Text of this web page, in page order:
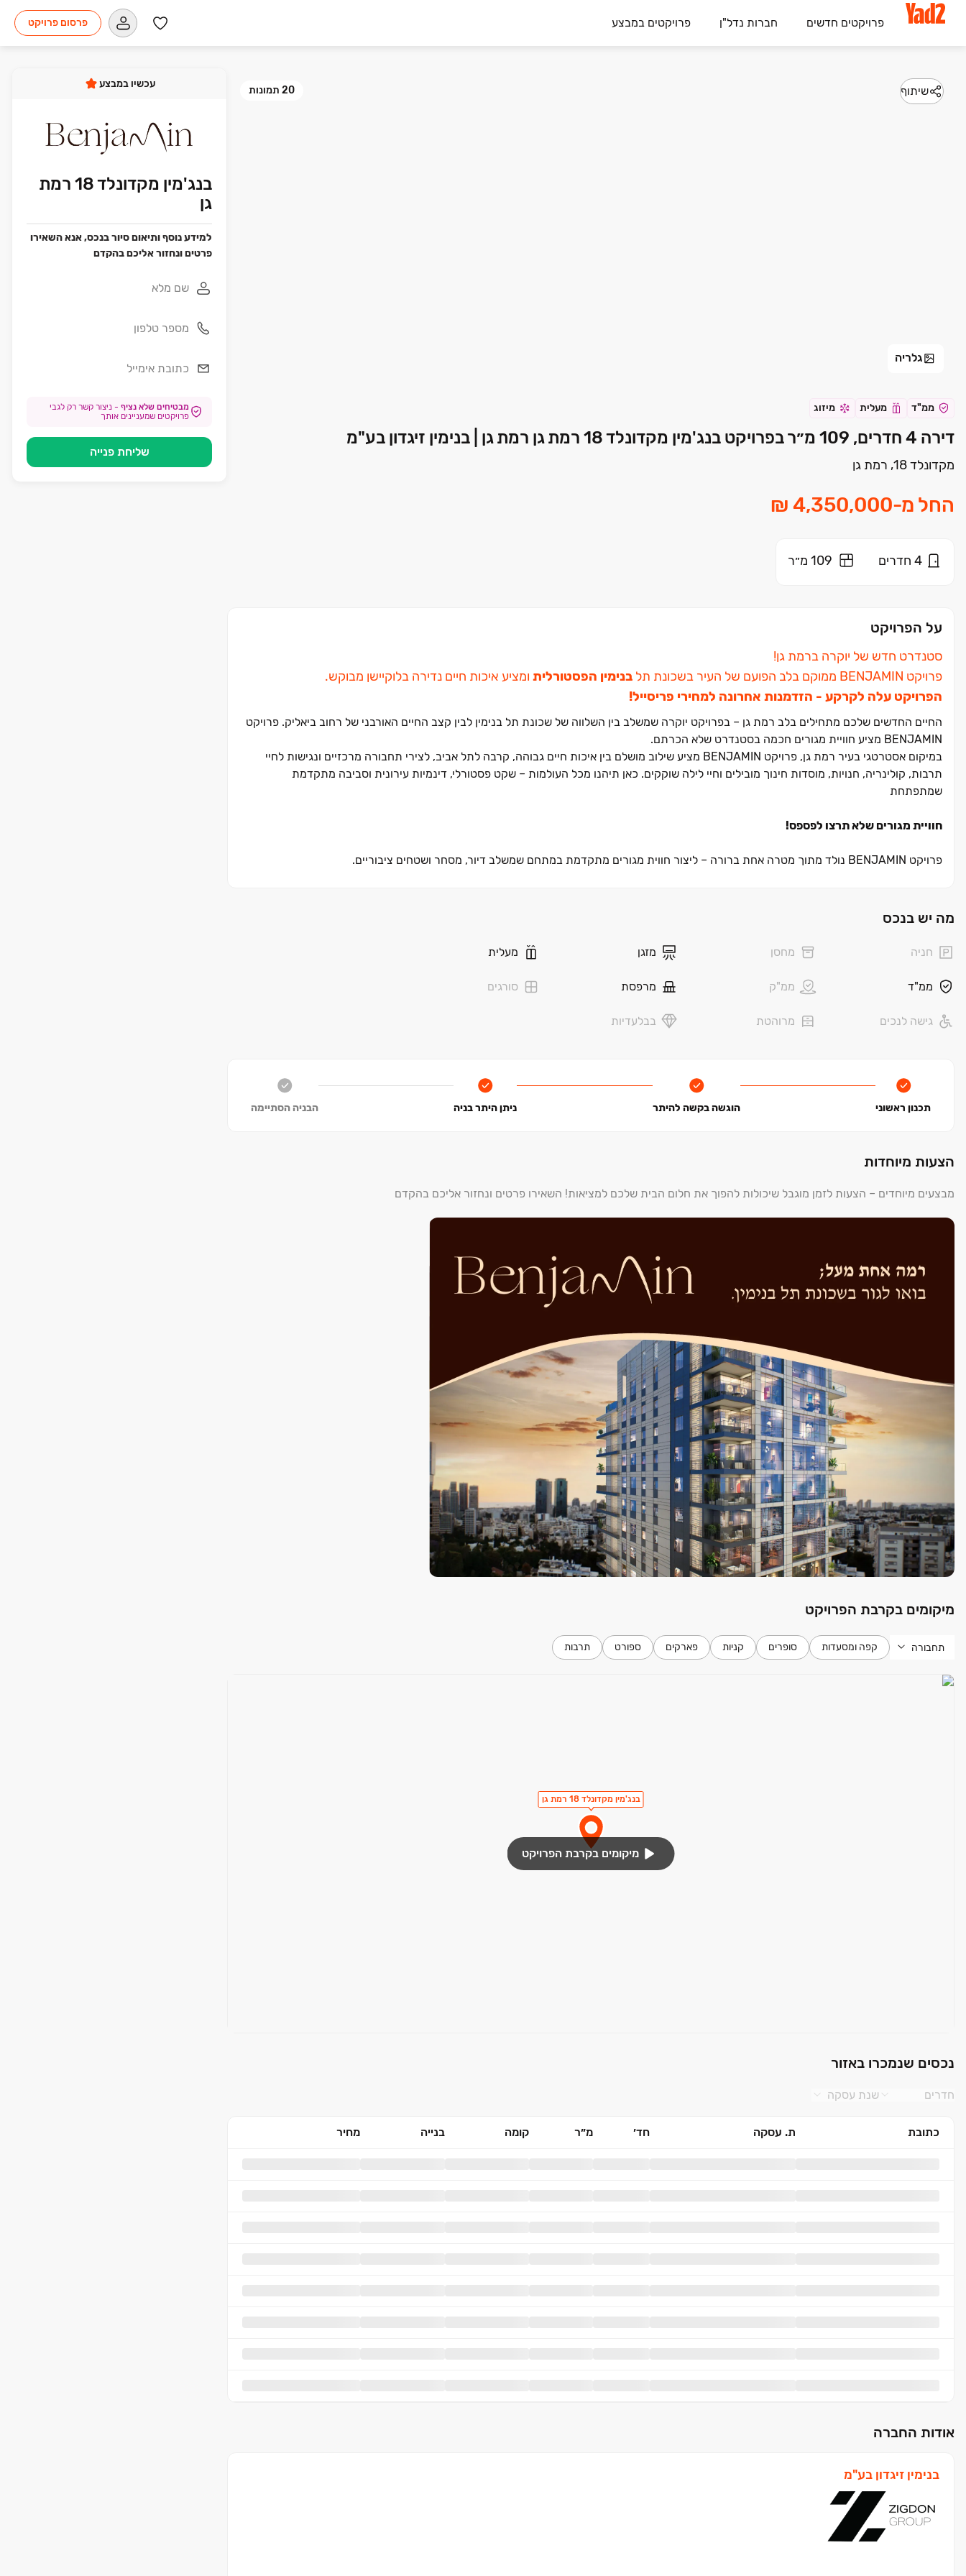
פרויקטים חדשים חברות נדל"ן פרויקטים במבצע פרסום פרויקט
20 תמונות שיתוף
גלריה
ממ"ד מעלית מיזוג
דירה 4 חדרים, 109 מ״ר בפרויקט בנג'מין מקדונלד 18 רמת גן רמת גן | בנימין זיגדון בע"מ
מקדונלד 18, רמת גן
החל מ-
4 חדרים 109 מ״ר
על הפרויקט
סטנדרט חדש של יוקרה ברמת גן!
פרויקט BENJAMIN ממוקם בלב הפועם של העיר בשכונת תל
בנימין הפסטורלית ומציע איכות חיים נדירה בלוקיישן מבוקש.
הפרויקט עלה לקרקע ‏- הזדמנות אחרונה למחירי פריסייל!
החיים החדשים שלכם מתחילים בלב רמת גן ‏– בפרויקט יוקרה שמשלב בין השלווה של שכונת תל בנימין לבין קצב החיים האורבני של רחוב ביאליק. פרויקט
BENJAMIN מציע חוויית מגורים חכמה בסטנדרט שלא הכרתם.
במיקום אסטרטגי בעיר רמת גן, פרויקט BENJAMIN מציע שילוב מושלם בין איכות חיים גבוהה, קרבה לתל אביב, לצירי תחבורה מרכזיים ונגישות לחיי
תרבות, קולינריה, חנויות, מוסדות חינוך מובילים וחיי לילה שוקקים. כאן תיהנו מכל העולמות ‏– שקט פסטורלי, דינמיות עירונית וסביבה מתקדמת
שמתפתחת
חוויית מגורים שלא תרצו לפספס!
פרויקט BENJAMIN נולד מתוך מטרה אחת ברורה ‏– ליצור חווית מגורים מתקדמת במתחם שמשלב דיור, מסחר ושטחים ציבוריים.
חכמה באזור עם פוטנציאל עלייה גבוה במיוחד.
מה מחכה לכם בפרויקט?
דירות ‏2, ‏3, ‏4, ‏5 חדרים, דירות גן ופנטהאוזים יוקרתיים עיצוב אדריכלי מוקפד מבית משרד "גיורא גור ושות'" ‏– מגדולי המשרדים בישראל
מפרט פרימיום עשיר: חלונות ענק, מרפסות מרווחות, עיצוב מוקפד
חדר דיירים, לובי מרווח, שטחי מסחר, אזורי עבודה ושירותים משלימים
קרבה לתל אביב וכ‏-‏5 דקות הליכה לתחנת הרכבת הקלה
סביבת מגורים שקטה במרחק נגיעה מאזורי הבילוי של ביאליק
המיקום שמגדיר מחדש את המושג "חיים חכמים"
השכונה ‏– תל בנימין ‏– נמצאת בסמיכות לרחוב ביאליק ומציעה את התמהיל האידיאלי של אורבניות תוססת ותחושת קהילתיות שקטה. גנים ציבוריים, קרבה
מאחורי הפרויקט עומדת חברת "בנימין זיגדון יזמות נדל"ן", המובילה פרויקטים אקסקלוסיביים עם ראייה עתידית, אסתטיקה מוקפדת וליווי אישי של כל
לקוח.
ההזדמנות שלכם לחיים חדשים בפרויקט BENJAMIN ברמת גן ‏– עכשיו הזמן להצטרף!
מה יש בנכס
חניה מחסן מזגן מעלית
ממ"ד ממ"ק מרפסת סורגים
גישה לנכים מרוהטת בבלעדיות
תכנון ראשוני הוגשה בקשה להיתר ניתן היתר בניה הבניה הסתיימה
הצעות מיוחדות
מבצעים מיוחדים – הצעות לזמן מוגבל שיכולות להפוך את חלום הבית שלכם למציאות! השאירו פרטים ונחזור אליכם בהקדם
מיקומים בקרבת הפרויקט
תחבורה קפה ומסעדות סופרים קניות פארקים ספורט תרבות
בנג'מין מקדונלד 18 רמת גן
מיקומים בקרבת הפרויקט
נכסים שנמכרו באזור
חדרים שנת עסקה
כתובת ת. עסקה חד׳ מ״ר קומה בנייה מחיר
אודות החברה
בנימין זיגדון בע"מ
עכשיו במבצע
בנג'מין מקדונלד 18 רמת
גן
למידע נוסף ותיאום סיור בנכס, אנא השאירו
פרטים ונחזור אליכם בהקדם
מבטיחים שלא נציף - ניצור קשר רק לגבי
פרויקטים שמעניינים אותך
שליחת פנייה